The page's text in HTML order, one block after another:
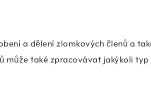
a dělení zlomkových členů a
může také zpracovávat jakýkoli typ